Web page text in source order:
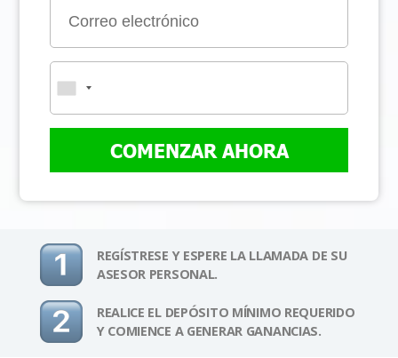
COMENZAR AHORA
REGÍSTRESE Y ESPERE LA LLAMADA DE SU
ASESOR PERSONAL.
REALICE EL DEPÓSITO MÍNIMO REQUERIDO
Y COMIENCE A GENERAR GANANCIAS.